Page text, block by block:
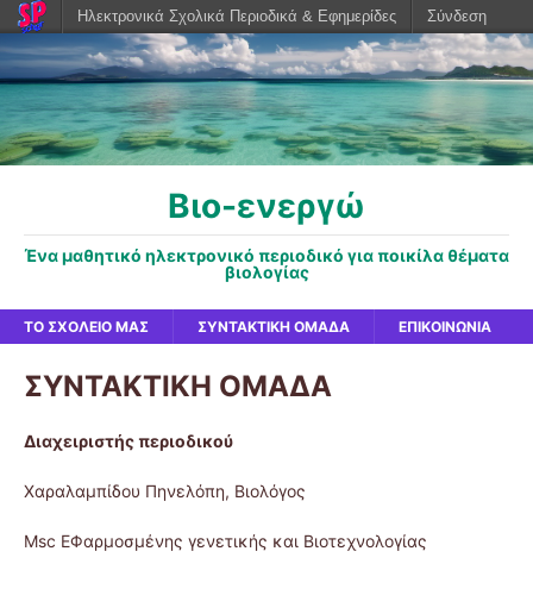
Βιο-ενεργώ
Ένα μαθητικό ηλεκτρονικό περιοδικό για ποικίλα θέματα
βιολογίας
ΤΟ ΣΧΟΛΕΊΟ ΜΑΣ ΣΥΝΤΑΚΤΙΚΉ ΟΜΆΔΑ ΕΠΙΚΟΙΝΩΝΊΑ
ΣΥΝΤΑΚΤΙΚΗ ΟΜΑΔΑ
Διαχειριστής περιοδικού
Χαραλαμπίδου Πηνελόπη, Βιολόγος
Msc ΕΦαρμοσμένης γενετικής και Βιοτεχνολογίας
Ηλεκτρονικά Σχολικά Περιοδικά & Εφημερίδες Σύνδεση